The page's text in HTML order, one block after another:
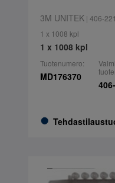
3M UNITEK| 406-
1 x 1008 kpl
1 x 1008 kpl
Tuotenumero:
MD176370